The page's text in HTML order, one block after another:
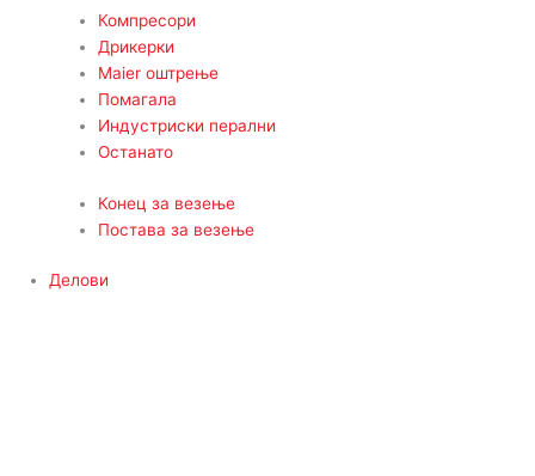
Компресори
Дрикерки
Maier оштрење
Помагала
Индустриски перални
Останато
Конец за везење
Постава за везење
Делови